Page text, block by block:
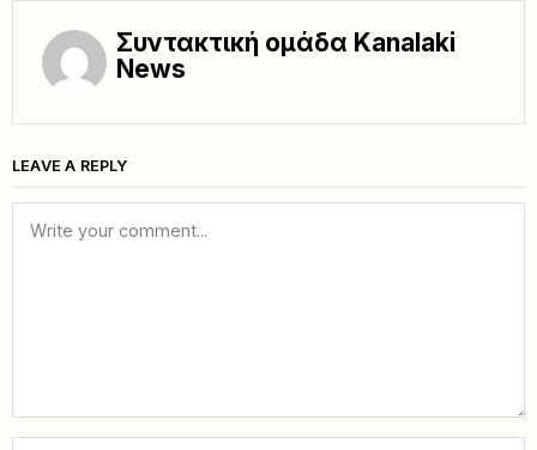
Συντακτική ομάδα Kanalaki
News
LEAVE A REPLY